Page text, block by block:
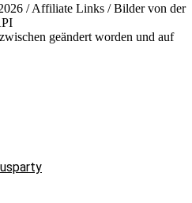
/ Affiliate Links / Bilder von der
geändert worden und auf